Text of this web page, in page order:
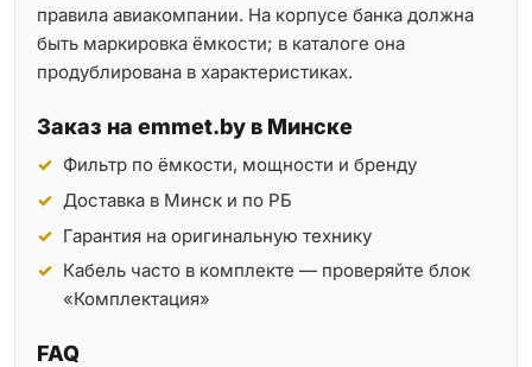
правила авиакомпании. На корпусе банка должна
быть маркировка ёмкости; в каталоге она
продублирована в характеристиках.
Заказ на emmet.by в Минске
Фильтр по ёмкости, мощности и бренду
Доставка в Минск и по РБ
Гарантия на оригинальную технику
Кабель часто в комплекте — проверяйте блок
«Комплектация»
FAQ